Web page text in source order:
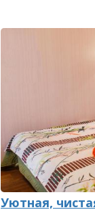
Уютная,